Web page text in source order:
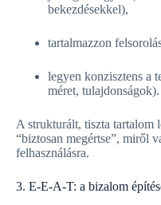
bekezdésekkel),
tartalmazzon
legyen konzisztens a
méret, tulajdonságok).
A strukturált, tiszta tartalom
“biztosan megértse”, miről
felhasználásra.
3. E-E-A-T: a bizalom